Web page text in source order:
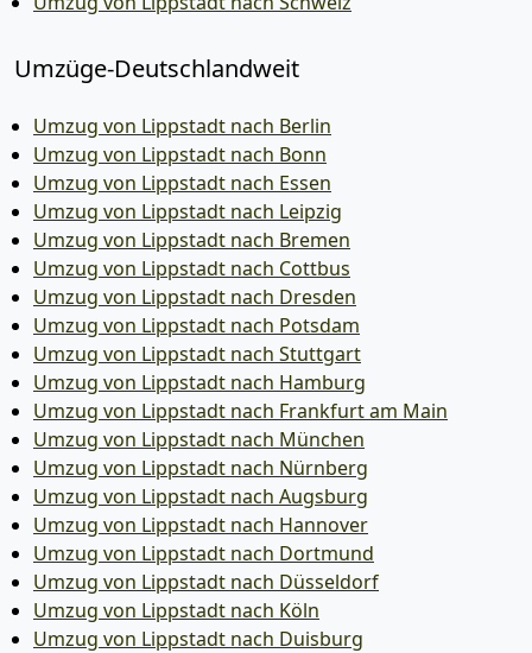
Umzüge-Deutschlandweit
Umzug von Lippstadt nach Berlin
Umzug von Lippstadt nach Bonn
Umzug von Lippstadt nach Essen
Umzug von Lippstadt nach Leipzig
Umzug von Lippstadt nach Bremen
Umzug von Lippstadt nach Cottbus
Umzug von Lippstadt nach Dresden
Umzug von Lippstadt nach Potsdam
Umzug von Lippstadt nach Stuttgart
Umzug von Lippstadt nach Hamburg
Umzug von Lippstadt nach Frankfurt am Main
Umzug von Lippstadt nach München
Umzug von Lippstadt nach Nürnberg
Umzug von Lippstadt nach Augsburg
Umzug von Lippstadt nach Hannover
Umzug von Lippstadt nach Dortmund
Umzug von Lippstadt nach Düsseldorf
Umzug von Lippstadt nach Köln
Umzug von Lippstadt nach Duisburg